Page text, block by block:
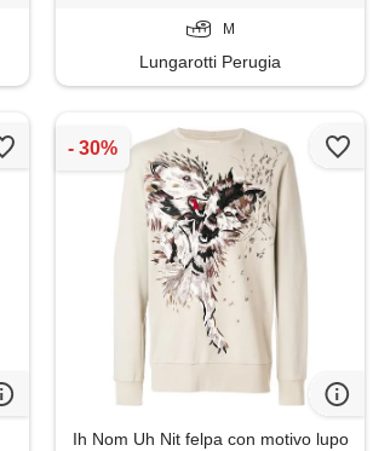
M
Lungarotti Perugia
Ih Nom Uh Nit felpa con motivo lupo